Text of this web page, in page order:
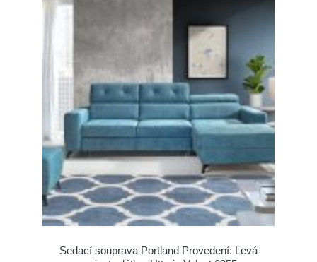
Sedací souprava Portland Provedení: Levá